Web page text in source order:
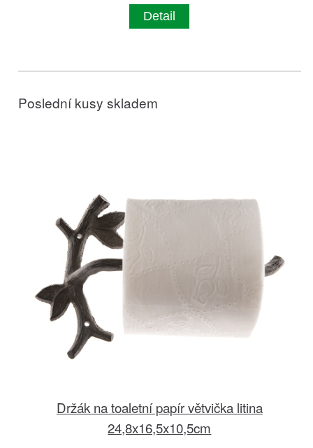
Detail
Poslední kusy skladem
Držák na toaletní papír větvička litina
24,8x16,5x10,5cm